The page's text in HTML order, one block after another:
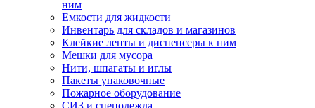
ним
Емкости для жидкости
Инвентарь для складов и магазинов
Клейкие ленты и диспенсеры к ним
Мешки для мусора
Нити, шпагаты и иглы
Пакеты упаковочные
Пожарное оборудование
СИЗ и спецодежда